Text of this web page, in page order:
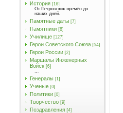
История [16]
От Петровских времён до
наших дней.
Памятные даты [7]
Памятники [8]
Училищe [127]
Герои Советского Союза [54]
Герои России [2]
Маршалы Инженерных
Войск [6]
...
Генералы [1]
Ученые [0]
Политики [0]
Творчество [9]
Поздравления [4]